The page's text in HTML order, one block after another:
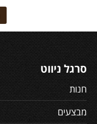
סרגל ניווט
חנות
מבצעים